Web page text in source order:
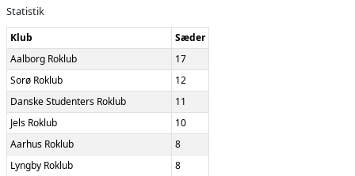
Statistik
Klub
Sæder
Aalborg Roklub
17
Sorø Roklub
12
Danske Studenters Roklub
11
Jels Roklub
10
Aarhus Roklub
8
Lyngby Roklub
8